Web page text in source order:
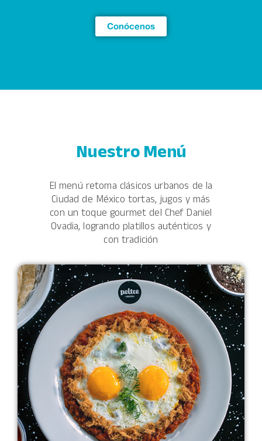
Conócenos
Nuestro Menú
El menú retoma clásicos urbanos de la
Ciudad de México tortas, jugos y más
con un toque gourmetdel Chef Daniel
Ovadia, logrando platillos auténticos y
con tradición